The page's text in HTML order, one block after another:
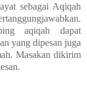
sebagai Aqiqah
aqiqah dapat
yang dipesan juga
Masakan dikirim